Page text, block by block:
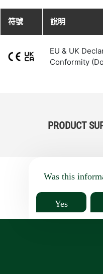
符號 說明
EU & UK
Conformity
PRODUCT
Was this
Yes